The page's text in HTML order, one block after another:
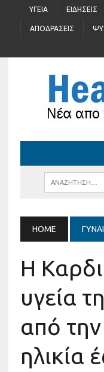
ΥΓΕΊΑ ΕΙΔΉΣΕΙΣ
ΑΠΟΔΡΆΣΕΙΣ
HOME
Η
υγεία
από την
ηλικία